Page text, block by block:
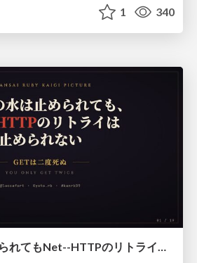
1 340
琵琶湖の水は止められてもNet--HTTPのリトライは止められない / You might be able to stop the water flow of Lake Biwa but you can't stop Net::HTTP retries